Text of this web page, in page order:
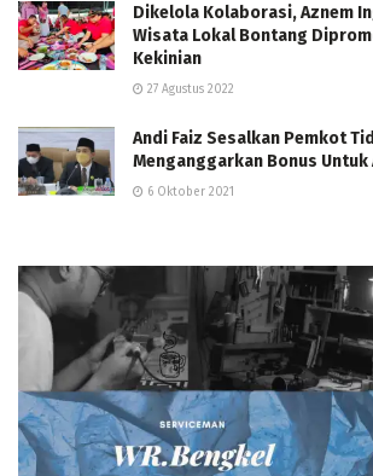
Dikelola Kolaborasi, Aznem
Wisata Lokal Bontang
Kekinian
27 Agustus 2022
Andi Faiz Sesalkan Pemkot
Menganggarkan Bonus Untuk
6 Oktober 2021